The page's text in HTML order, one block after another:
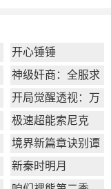
开心锤锤
神级奸商：全服求
我别薅了
开局觉醒透视：万
物皆透,我即无敌
极速超能索尼克
境界新篇章诀别谭
篇
新秦时明月